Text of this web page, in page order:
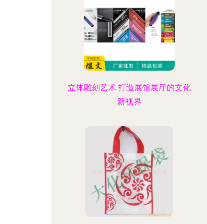
立体雕刻艺术 打造展馆展厅的文化
新视界